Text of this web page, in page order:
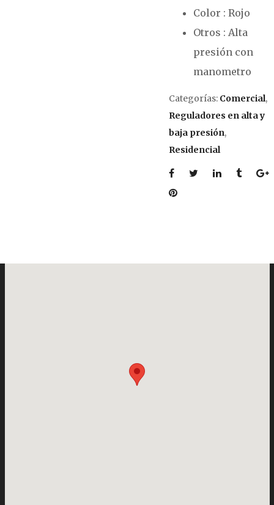
Color : Rojo
Otros : Alta
presión con
manometro
Categorías: Comercial,
Reguladores en alta y
baja presión,
Residencial